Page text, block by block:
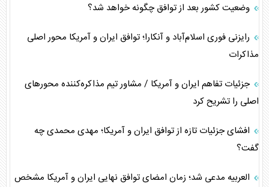
وضعیت کشور بعد از توافق چگونه خواهد شد؟
رایزنی فوری اسلام‌آباد و آنکارا؛ توافق ایران و آمریکا محور اصلی
مذاکرات
جزئیات تفاهم ایران و آمریکا / مشاور تیم مذاکره‌کننده محورهای
اصلی را تشریح کرد
افشای جزئیات تازه از توافق ایران و آمریکا؛ مهدی محمدی چه
گفت؟
العربیه مدعی شد؛ زمان امضای توافق نهایی ایران و آمریکا مشخص